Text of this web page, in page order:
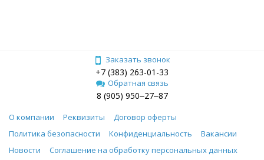
Заказать звонок
+7 (383) 263-01-33
Обратная связь
8 (905) 950‒27‒87
О компании Реквизиты
Договор оферты
Политика безопасности
Конфиденциальность
Вакансии
Новости
Соглашение на обработку персональных данных